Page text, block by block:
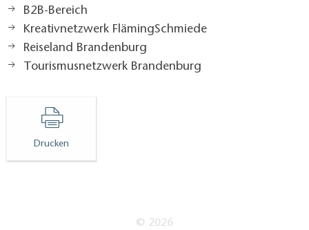
B2B-Bereich
Kreativnetzwerk FlämingSchmiede
Reiseland Brandenburg
Tourismusnetzwerk Brandenburg
Drucken
© 2026